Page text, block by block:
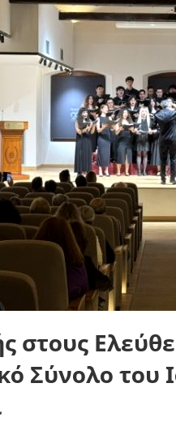
στους
Σύνολο του